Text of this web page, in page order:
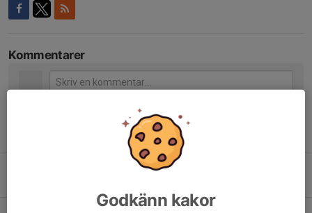
Kommentarer
Jaktskytte-SM 2026 startlistor
Godkänn kakor